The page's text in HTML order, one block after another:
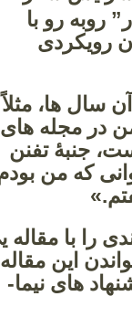
روبه رو با
رویکردی
سال ها، مثلاً
از من در مجله های
جنبۀ تفنن
که من
را با مقاله
این مقاله
های نیما-